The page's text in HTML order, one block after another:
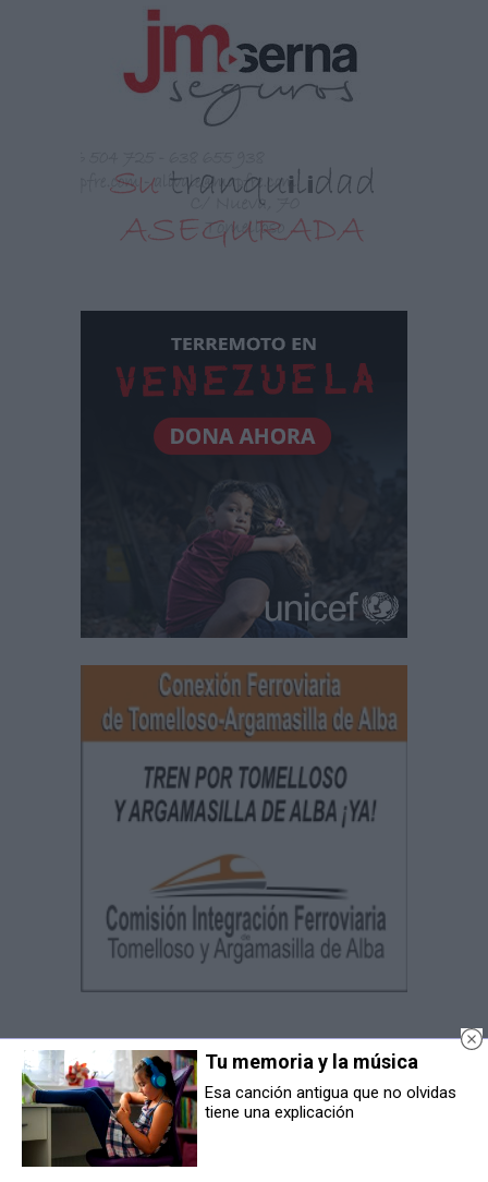
Cuadernos
Manchegos
Tu memoria y la música
Esa canción antigua que no olvidas
tiene una explicación